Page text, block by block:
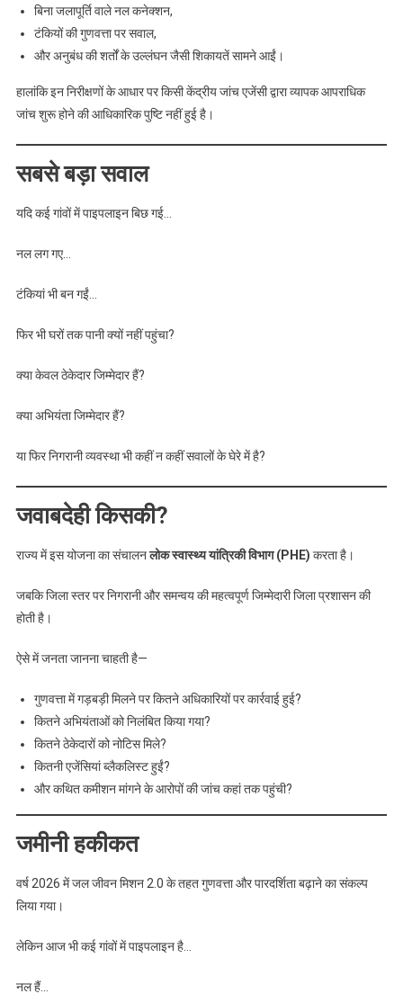
बिना जलापूर्ति वाले नल कनेक्शन,
टंकियों की गुणवत्ता पर सवाल,
और अनुबंध की शर्तों के उल्लंघन जैसी शिकायतें सामने आईं।
हालांकि इन निरीक्षणों के आधार पर किसी केंद्रीय जांच एजेंसी द्वारा व्यापक आपराधिक
जांच शुरू होने की आधिकारिक पुष्टि नहीं हुई है।
सबसे बड़ा सवाल
यदि कई गांवों में पाइपलाइन बिछ गई…
नल लग गए…
टंकियां भी बन गईं…
फिर भी घरों तक पानी क्यों नहीं पहुंचा?
क्या केवल ठेकेदार जिम्मेदार हैं?
क्या अभियंता जिम्मेदार हैं?
या फिर निगरानी व्यवस्था भी कहीं न कहीं सवालों के घेरे में है?
जवाबदेही किसकी?
राज्य में इस योजना का संचालनलोक स्वास्थ्य यांत्रिकी विभाग (PHE) करता है।
जबकि जिला स्तर पर निगरानी और समन्वय की महत्वपूर्ण जिम्मेदारी जिला प्रशासन की
होती है।
ऐसे में जनता जानना चाहती है—
गुणवत्ता में गड़बड़ी मिलने पर कितने अधिकारियों पर कार्रवाई हुई?
कितने अभियंताओं को निलंबित किया गया?
कितने ठेकेदारों को नोटिस मिले?
कितनी एजेंसियां ब्लैकलिस्ट हुईं?
और कथित कमीशन मांगने के आरोपों की जांच कहां तक पहुंची?
जमीनी हकीकत
वर्ष 2026 में जल जीवन मिशन 2.0 के तहत गुणवत्ता और पारदर्शिता बढ़ाने का संकल्प
लिया गया।
लेकिन आज भी कई गांवों में पाइपलाइन है…
नल हैं…